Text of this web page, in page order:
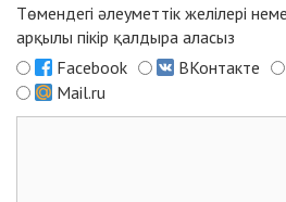
Төмендегі әлеуметтік желілері
арқылы пікір қалдыра аласыз
Facebook
ВКонтакте
Mail.ru